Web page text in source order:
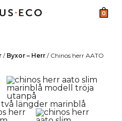
0
/ Byxor – Herr / Chinos herr AATO